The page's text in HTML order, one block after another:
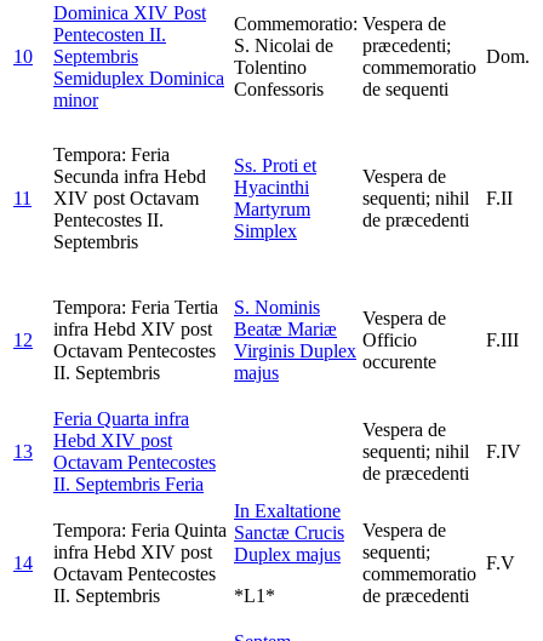
10
Dominica XIV Post
Pentecosten II.
Septembris
Semiduplex Dominica
minor
Commemoratio:
S. Nicolai de
Tolentino
Confessoris
Vespera de
præcedenti;
commemoratio
de sequenti
Dom.
11
Tempora: Feria
Secunda infra Hebd
XIV post Octavam
Pentecostes II.
Septembris
Ss. Proti et
Hyacinthi
Martyrum
Simplex
Vespera de
sequenti; nihil
de præcedenti
F.II
12
Tempora: Feria Tertia
infra Hebd XIV post
Octavam Pentecostes
II. Septembris
S. Nominis
Beatæ Mariæ
Virginis Duplex
majus
Vespera de
Officio
occurente
F.III
13
Feria Quarta infra
Hebd XIV post
Octavam Pentecostes
II. Septembris Feria
Vespera de
sequenti; nihil
de præcedenti
F.IV
14
Tempora: Feria Quinta
infra Hebd XIV post
Octavam Pentecostes
II. Septembris
In Exaltatione
Sanctæ Crucis
Duplex majus
*L1*
Vespera de
sequenti;
commemoratio
de præcedenti
F.V